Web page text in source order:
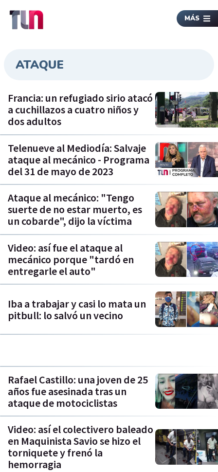
MÁS
ATAQUE
Francia: un refugiado sirio atacó
a cuchillazos a cuatro niños y
dos adultos
Telenueve al Mediodía: Salvaje
ataque al mecánico - Programa
del 31 de mayo de 2023
Ataque al mecánico: "Tengo
suerte de no estar muerto, es
un cobarde", dijo la víctima
Video: así fue el ataque al
mecánico porque "tardó en
entregarle el auto"
Iba a trabajar y casi lo mata un
pitbull: lo salvó un vecino
Rafael Castillo: una joven de 25
años fue asesinada tras un
ataque de motociclistas
Video: así el colectivero baleado
en Maquinista Savio se hizo el
torniquete y frenó la
hemorragia